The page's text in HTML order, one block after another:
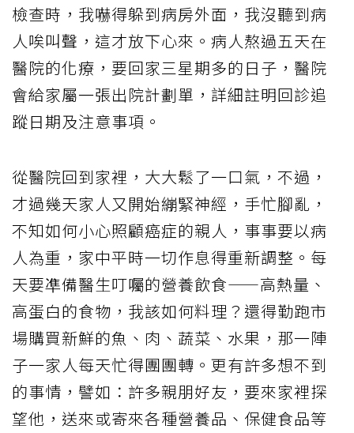
檢查時，我嚇得躲到病房外面，我沒聽到病
人唉叫聲，這才放下心來。病人熬過五天在
醫院的化療，要回家三星期多的日子，醫院
會給家屬一張出院計劃單，詳細註明回診追
蹤日期及注意事項。
從醫院回到家裡，大大鬆了一口氣，不過，
才過幾天家人又開始繃緊神經，手忙腳亂，
不知如何小心照顧癌症的親人，事事要以病
人為重，家中平時一切作息得重新調整。每
天要凖備醫生叮囑的營養飲食——高熱量、
高蛋白的食物，我該如何料理？還得勤跑市
場購買新鮮的魚、肉、蔬菜、水果，那一陣
子一家人每天忙得團團轉。更有許多想不到
的事情，譬如：許多親朋好友，要來家裡探
望他，送來或寄來各種營養品、保健食品等